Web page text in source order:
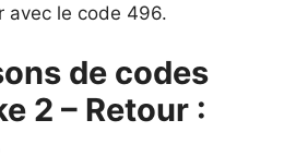
avec le code 496.
de codes
2 – Retour :